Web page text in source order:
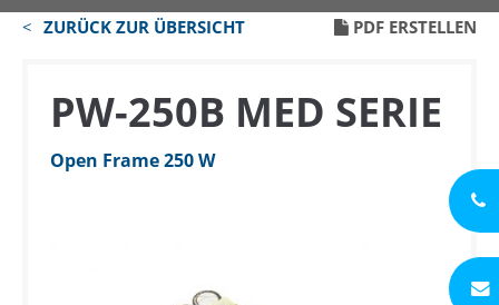
PDF ERSTELLEN
ZURÜCK ZUR ÜBERSICHT
PW-250B MED SERIE
Open Frame 250 W